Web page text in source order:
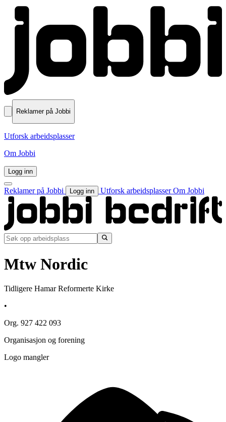
Reklamer på Jobbi
Utforsk arbeidsplasser
Om Jobbi
Logg inn
Reklamer på Jobbi Logg inn Utforsk arbeidsplasserOm Jobbi
Mtw Nordic
Tidligere Hamar Reformerte Kirke
•
Org. 927 422 093
Organisasjon og forening
Logo mangler